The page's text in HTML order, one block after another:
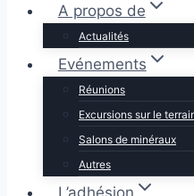
A propos de
Actualités
Evénements
Réunions
Excursions sur le
Salons de minéraux
Autres
L’adhésion